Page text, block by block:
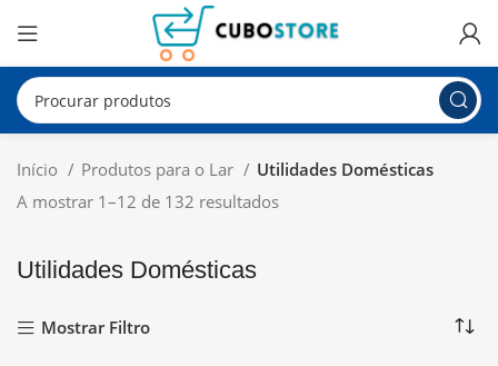
Início Produtos para o Lar
Utilidades Domésticas
A mostrar 1–12 de 132 resultados
Utilidades Domésticas
Mostrar Filtro